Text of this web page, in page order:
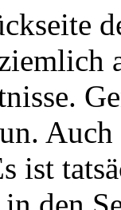
Auch
ist